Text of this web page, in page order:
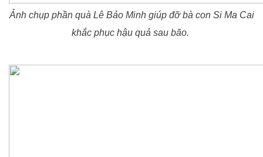
Ảnh chụp phần quà Lê Bảo Minh giúp đỡ bà con Si Ma Cai
khắc phục hậu quả sau bão.